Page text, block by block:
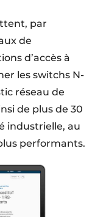
par
de
d’accès à
les switchs N-
réseau de
de plus de 30
industrielle, au
performants.